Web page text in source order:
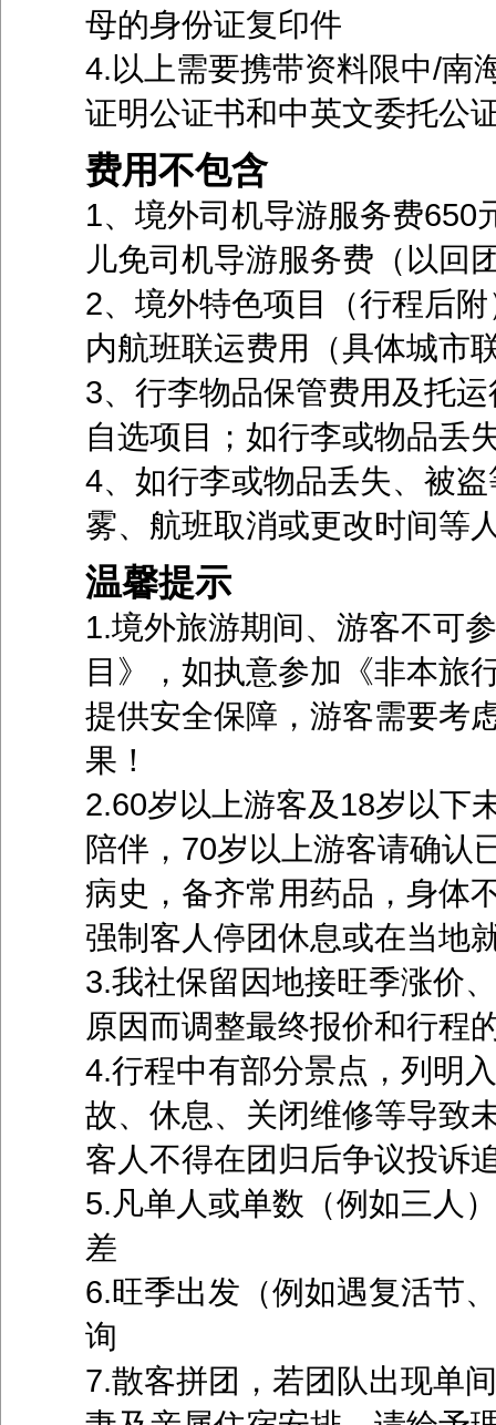
母的身份证复印件
4.以上需要携带资料限中/南
证明公证书和中英文委托公
费用不包含
1、境外司机导游服务费650
儿免司机导游服务费（以回
2、境外特色项目（行程后
内航班联运费用（具体城市
3、行李物品保管费用及托
自选项目；如行李或物品丢
4、如行李或物品丢失、被
雾、航班取消或更改时间等
温馨提示
1.境外旅游期间、游客不可
目》，如执意参加《非本旅
提供安全保障，游客需要考
果！
2.60岁以上游客及18岁以下
陪伴，70岁以上游客请确认
病史，备齐常用药品，身体
强制客人停团休息或在当地
3.我社保留因地接旺季涨价
原因而调整最终报价和行程
4.行程中有部分景点，列明
故、休息、关闭维修等导致
客人不得在团归后争议投诉
5.凡单人或单数（例如三人
差
6.旺季出发（例如遇复活节
询
7.散客拼团，若团队出现单